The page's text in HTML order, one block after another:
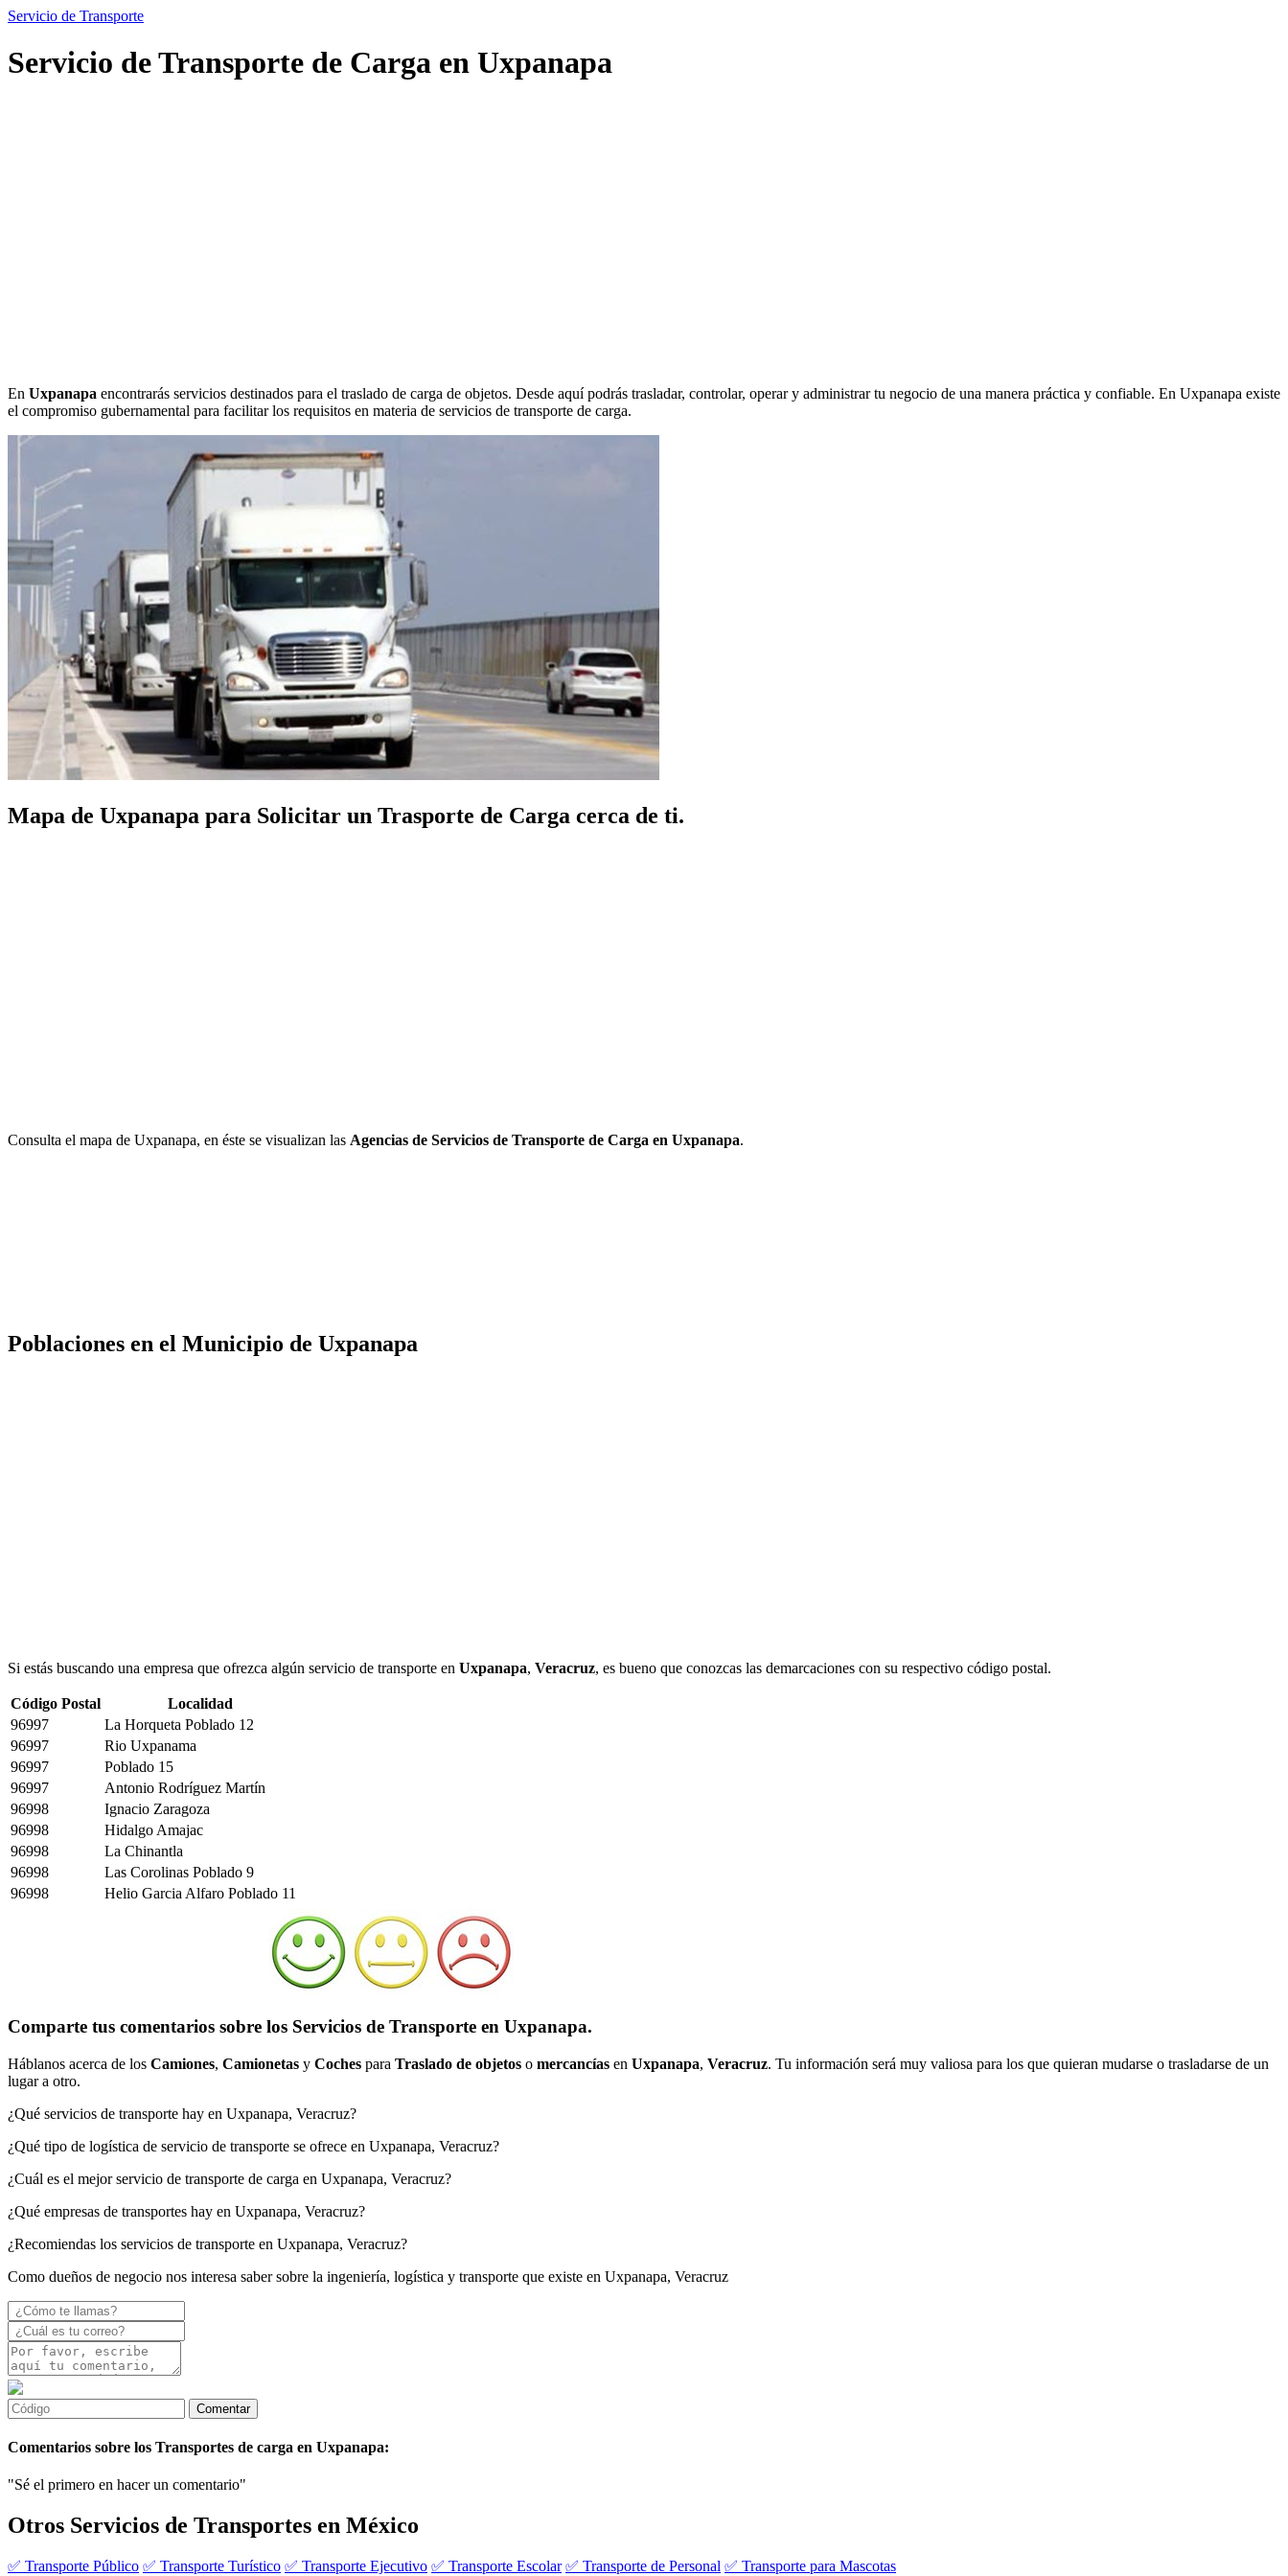
Servicio de Transporte
Servicio de Transporte de Carga en Uxpanapa
En Uxpanapa encontrarás servicios destinados para el traslado de carga de objetos. Desde aquí podrás trasladar, controlar, operar y administrar tu negocio de una manera práctica y confiable. En Uxpanapa existe
el compromiso gubernamental para facilitar los requisitos en materia de servicios de transporte de carga.
Mapa de Uxpanapa para Solicitar un Trasporte de Carga cerca de ti.
Consulta el mapa de Uxpanapa, en éste se visualizan las Agencias de Servicios de Transporte de Carga en Uxpanapa.
Poblaciones en el Municipio de Uxpanapa
Si estás buscando una empresa que ofrezca algún servicio de transporte en Uxpanapa, Veracruz, es bueno que conozcas las demarcaciones con su respectivo código postal.
Código Postal
Localidad
96997
La Horqueta Poblado 12
96997
Rio Uxpanama
96997
Poblado 15
96997
Antonio Rodríguez Martín
96998
Ignacio Zaragoza
96998
Hidalgo Amajac
96998
La Chinantla
96998
Las Corolinas Poblado 9
96998
Helio Garcia Alfaro Poblado 11
Comparte tus comentarios sobre los Servicios de Transporte en Uxpanapa.
Háblanos acerca de los Camiones, Camionetas y Coches para Traslado de objetos o mercancías en Uxpanapa, Veracruz. Tu información será muy valiosa para los que quieran mudarse o trasladarse de un
lugar a otro.
¿Qué servicios de transporte hay en Uxpanapa, Veracruz?
¿Qué tipo de logística de servicio de transporte se ofrece en Uxpanapa, Veracruz?
¿Cuál es el mejor servicio de transporte de carga en Uxpanapa, Veracruz?
¿Qué empresas de transportes hay en Uxpanapa, Veracruz?
¿Recomiendas los servicios de transporte en Uxpanapa, Veracruz?
Como dueños de negocio nos interesa saber sobre la ingeniería, logística y transporte que existe en Uxpanapa, Veracruz
Comentarios sobre los Transportes de carga en Uxpanapa:
"Sé el primero en hacer un comentario"
Otros Servicios de Transportes en México
✅ Transporte Público ✅ Transporte Turístico ✅ Transporte Ejecutivo ✅ Transporte Escolar ✅ Transporte de Personal ✅ Transporte para Mascotas